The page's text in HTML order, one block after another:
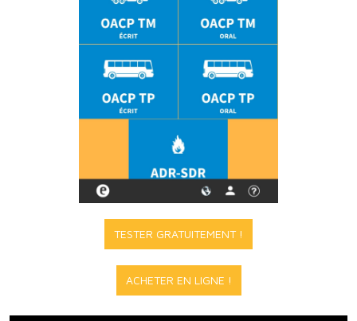
TESTER GRATUITEMENT !
ACHETER EN LIGNE !